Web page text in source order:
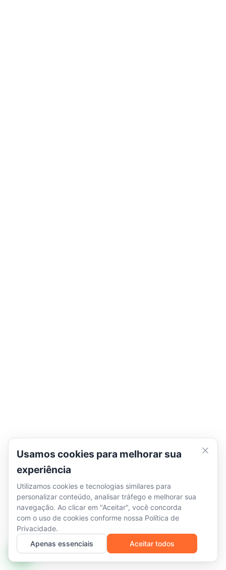
Usamos cookies para melhorar sua
experiência
Utilizamos cookies e tecnologias similares para
personalizar conteúdo, analisar tráfego e melhorar sua
navegação. Ao clicar em "Aceitar", você concorda
com o uso de cookies conforme nossa Política de
Privacidade.
Apenas essenciais
Aceitar todos